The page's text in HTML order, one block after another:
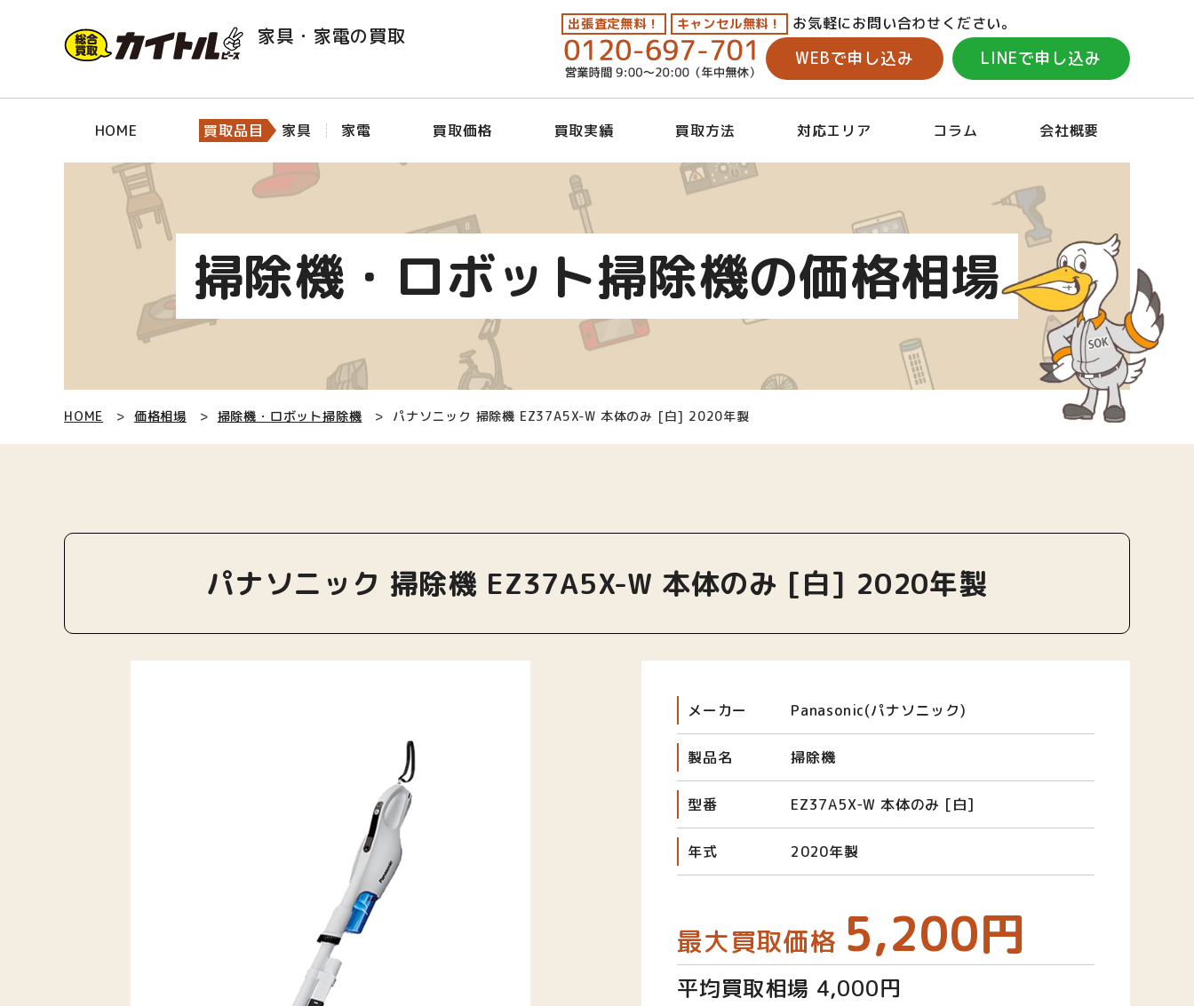
家具・家電の買取 出張査定無料！ キャンセル無料！ お気軽にお問い合わせください。
WEBで申し込み LINEで申し込み
HOME 買取品目 家具 家電 買取価格 買取実績 買取方法 対応エリア コラム 会社概要
掃除機・ロボット掃除機の価格相場
HOME 価格相場 掃除機・ロボット掃除機 パナソニック 掃除機 EZ37A5X-W 本体のみ [白] 2020年製
パナソニック 掃除機 EZ37A5X-W 本体のみ [白] 2020年製
メーカー Panasonic(パナソニック)
製品名 掃除機
型番 EZ37A5X-W 本体のみ [白]
年式 2020年製
最大買取価格 5,200円
平均買取相場 4,000円